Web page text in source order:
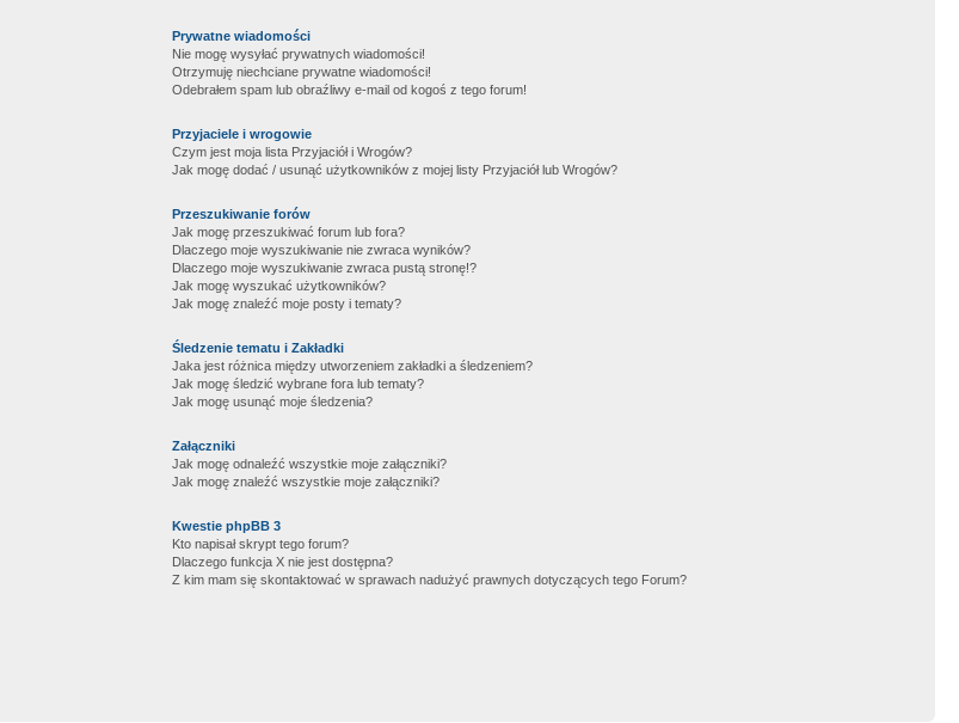
Prywatne wiadomości
Nie mogę wysyłać prywatnych wiadomości!
Otrzymuję niechciane prywatne wiadomości!
Odebrałem spam lub obraźliwy e-mail od kogoś z tego forum!
Przyjaciele i wrogowie
Czym jest moja lista Przyjaciół i Wrogów?
Jak mogę dodać / usunąć użytkowników z mojej listy Przyjaciół lub Wrogów?
Przeszukiwanie forów
Jak mogę przeszukiwać forum lub fora?
Dlaczego moje wyszukiwanie nie zwraca wyników?
Dlaczego moje wyszukiwanie zwraca pustą stronę!?
Jak mogę wyszukać użytkowników?
Jak mogę znaleźć moje posty i tematy?
Śledzenie tematu i Zakładki
Jaka jest różnica między utworzeniem zakładki a śledzeniem?
Jak mogę śledzić wybrane fora lub tematy?
Jak mogę usunąć moje śledzenia?
Załączniki
Jak mogę odnaleźć wszystkie moje załączniki?
Jak mogę znaleźć wszystkie moje załączniki?
Kwestie phpBB 3
Kto napisał skrypt tego forum?
Dlaczego funkcja X nie jest dostępna?
Z kim mam się skontaktować w sprawach nadużyć prawnych dotyczących tego Forum?